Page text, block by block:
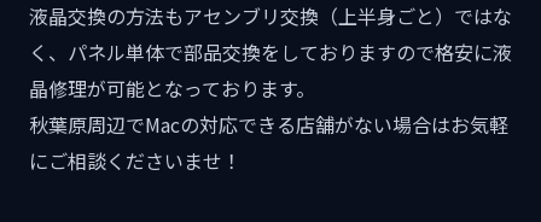
液晶交換の方法もアセンブリ交換（上半身ごと）ではな
く、パネル単体で部品交換をしておりますので格安に液
晶修理が可能となっております。
秋葉原周辺でMacの対応できる店舗がない場合はお気軽
にご相談くださいませ！